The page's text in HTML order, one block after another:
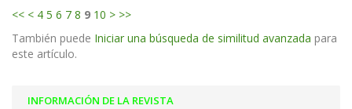
<< < 4 5 6 7 8 9 10 > >>
También puede Iniciar una búsqueda de similitud avanzada para
este artículo.
INFORMACIÓN DE LA REVISTA